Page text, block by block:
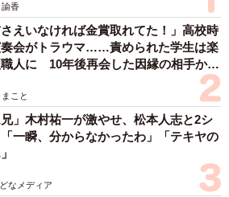
諭香
さえいなければ金賞取れてた！」高校時
会がトラウマ……責められた学生は楽
人に 10年後再会した因縁の相手から
こと
兄」木村祐一が激やせ、松本人志と2シ
「一瞬、分からなかったわ」「テキヤの
なメディア